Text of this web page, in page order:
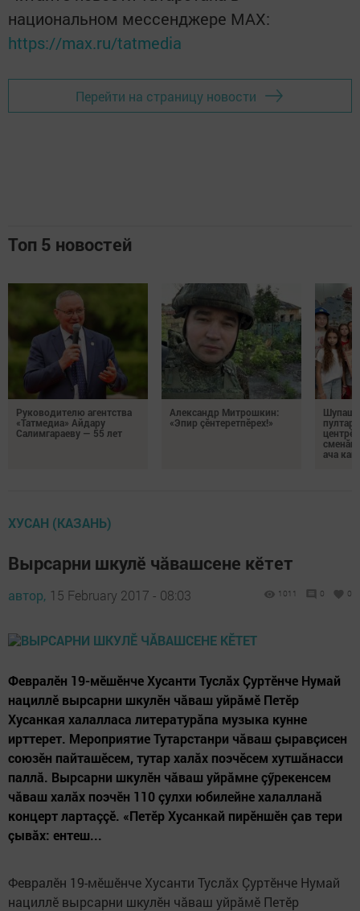
национальном мессенджере MАХ:
https://max.ru/tatmedia
Перейти на страницу новости
Топ 5 новостей
Руководителю агентства
«Татмедиа» Айдару
Салимгараеву — 55 лет
Александр Митрошкин:
«Эпир çӗнтеретпӗрех!»
ача
ХУСАН (КАЗАНЬ)
Вырсарни шкулӗ чăвашсене кӗтет
автор, 15 February 2017 - 08:03 1011 0 0
Февралӗн 19-мӗшӗнче Хусанти Туслăх Çуртӗнче Нумай
нациллӗ вырсарни шкулӗн чăваш уйрăмӗ Петӗр
Хусанкая халалласа литературăпа музыка кунне
ирттерет. Мероприятие Тутарстанри чăваш çыравçисен
союзӗн пайташӗсем, тутар халăх поэчӗсем хутшăнасси
паллă. Вырсарни шкулӗн чăваш уйрăмне çӳрекенсем
чăваш халăх поэчӗн 110 çулхи юбилейне халалланă
концерт лартаççӗ. «Петӗр Хусанкай пирӗншӗн çав тери
çывăх: ентеш...
Февралӗн 19-мӗшӗнче Хусанти Туслăх Çуртӗнче Нумай
нациллӗ вырсарни шкулӗн чăваш уйрăмӗ Петӗр